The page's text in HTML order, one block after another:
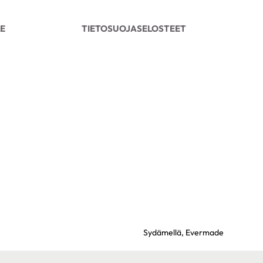
TIETOSUOJASELOSTEET
Sydämellä, Evermade